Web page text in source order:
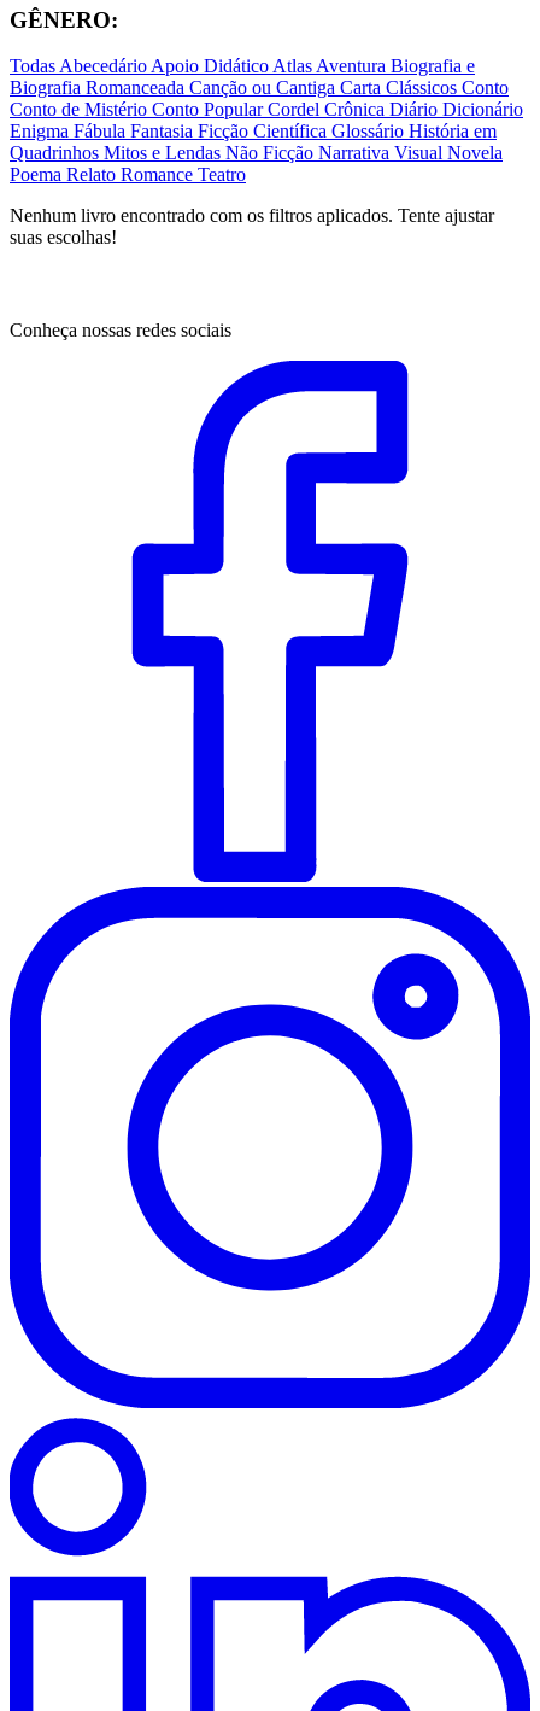
GÊNERO:
TodasAbecedárioApoio DidáticoAtlasAventura Biografia e
Biografia Romanceada Canção ou Cantiga Carta Clássicos Conto
Conto de Mistério Conto PopularCordel Crônica Diário Dicionário
Enigma Fábula Fantasia Ficção Científica Glossário História em
Quadrinhos Mitos e Lendas Não Ficção Narrativa Visual Novela
Poema Relato Romance Teatro
Nenhum livro encontrado com os filtros aplicados. Tente ajustar
suas escolhas!
Conheça nossas redes sociais